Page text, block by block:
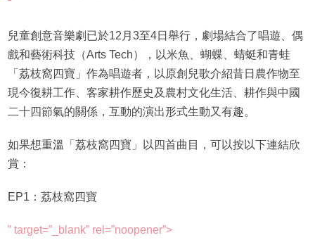
兒童創意音樂劇已於12月3至4日舉行，劇場結合了唱遊、偶
戲和藝術科技（Arts Tech），以米魚、蝴蝶、蜻蜓和青蛙
「荔枝窩四寶」作為唱遊者，以原創兒歌介紹昔日農作物至
現今復耕工作、客家耕作歷史及農村文化生活、耕作與中國
二十四節氣的關係，互動的演出形式生動又有趣。
如果想重溫「荔枝窩四寶」以四首曲目，可以按以下連結欣
賞：
EP1：荔枝窩四寶
” target=”_blank” rel=”noopener”>